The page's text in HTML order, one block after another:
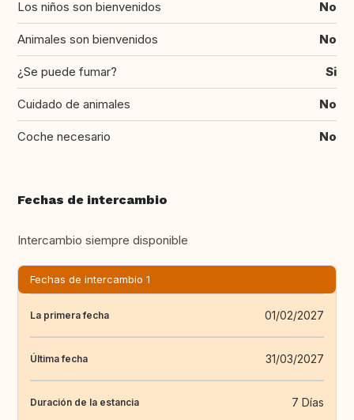
Los niños son bienvenidos No
Animales son bienvenidos No
¿Se puede fumar? Si
Cuidado de animales No
Coche necesario No
Fechas de intercambio
Intercambio siempre disponible
Fechas de intercambio 1
La primera fecha 01/02/2027
Última fecha 31/03/2027
Duración de la estancia 7 Días